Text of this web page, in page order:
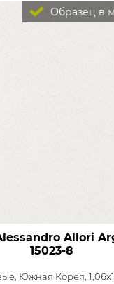
Образец в
Allori
15023-8
Южная Корея,